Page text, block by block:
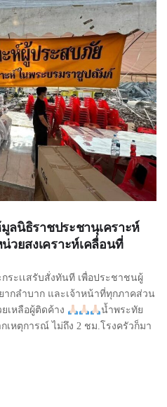
ลนิธิราชประชานุเคราะห์
วยสงเคราะห์เคลื่อนที่
ระเเสรับสั่งทันที เพื่อประชาชนผู้
กลำบาก และเจ้าหน้าที่ทุกภาคส่วน
เหลือผู้ติดค้าง
น้ำพระทัย
เหตุการณ์ ไม่ถึง 2 ชม.โรงครัวก็มา